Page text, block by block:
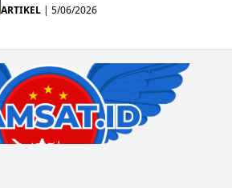
ARTIKEL | 5/06/2026